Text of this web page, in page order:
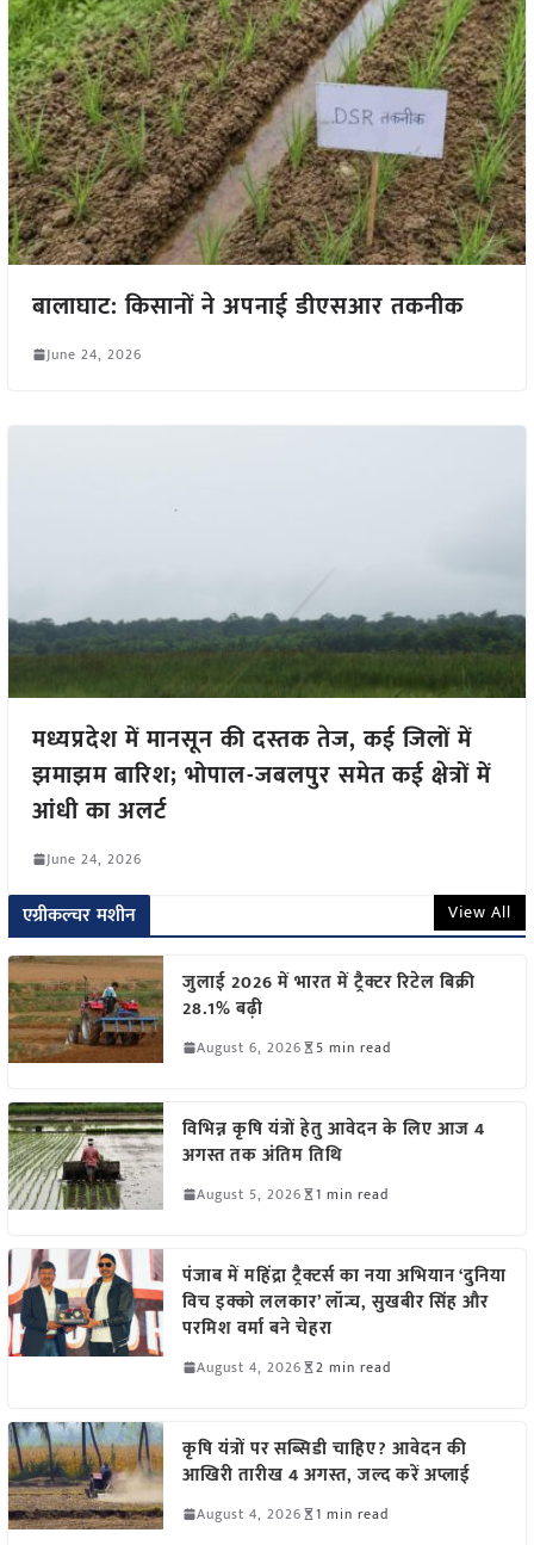
बालाघाट: किसानों ने अपनाई डीएसआर तकनीक
June 24, 2026
मध्यप्रदेश में मानसून की दस्तक तेज, कई जिलों में
झमाझम बारिश; भोपाल-जबलपुर समेत कई क्षेत्रों में
आंधी का अलर्ट
June 24, 2026
एग्रीकल्चर मशीन View All
जुलाई 2026 में भारत में ट्रैक्टर रिटेल बिक्री
28.1% बढ़ी
August 6, 2026 5 min read
विभिन्न कृषि यंत्रों हेतु आवेदन के लिए आज 4
अगस्त तक अंतिम तिथि
August 5, 2026 1 min read
पंजाब में महिंद्रा ट्रैक्टर्स का नया अभियान ‘दुनिया
विच इक्को ललकार’ लॉन्च, सुखबीर सिंह और
परमिश वर्मा बने चेहरा
August 4, 2026 2 min read
कृषि यंत्रों पर सब्सिडी चाहिए? आवेदन की
आखिरी तारीख 4 अगस्त, जल्द करें अप्लाई
August 4, 2026 1 min read